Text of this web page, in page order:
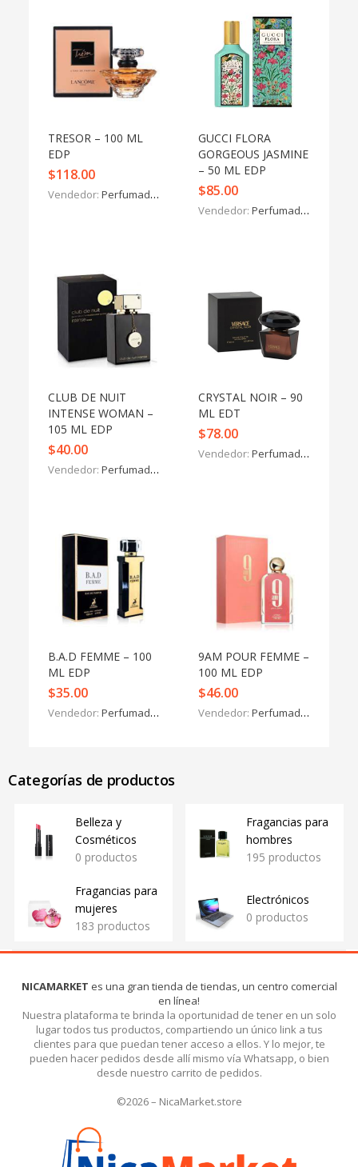
TRESOR – 100 ML
EDP
$118.00
Vendedor: Perfumados y más
GUCCI FLORA
GORGEOUS JASMINE
– 50 ML EDP
$85.00
Vendedor: Perfumados y más
CLUB DE NUIT
INTENSE WOMAN –
105 ML EDP
$40.00
Vendedor: Perfumados y más
CRYSTAL NOIR – 90
ML EDT
$78.00
Vendedor: Perfumados y más
B.A.D FEMME – 100
ML EDP
$35.00
Vendedor: Perfumados y más
9AM POUR FEMME –
100 ML EDP
$46.00
Vendedor: Perfumados y más
Categorías de productos
Belleza y
Cosméticos
0 productos
Fragancias para
hombres
195 productos
Fragancias para
mujeres
183 productos
Electrónicos
0 productos
NICAMARKET es una gran tienda de tiendas, un centro comercial
en línea!
Nuestra plataforma te brinda la oportunidad de tener en un solo
lugar todos tus productos, compartiendo un único link a tus
clientes para que puedan tener acceso a ellos. Y lo mejor, te
pueden hacer pedidos desde allí mismo vía Whatsapp, o bien
desde nuestro carrito de pedidos.
©2026 – NicaMarket.store